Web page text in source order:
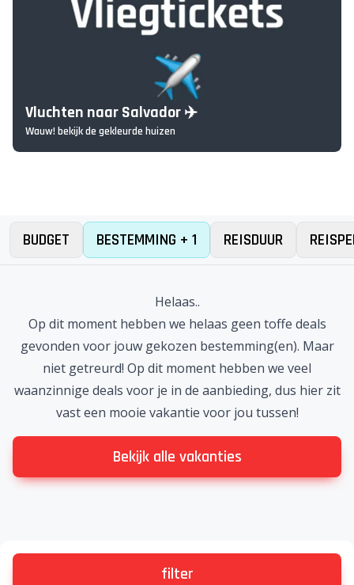
Vluchten naar Salvador ✈️
Wauw! bekijk de gekleurde huizen
BUDGET BESTEMMING + 1 REISDUUR
Helaas..
Op dit moment hebben we helaas geen toffe deals
gevonden voor jouw gekozen bestemming(en). Maar
niet getreurd! Op dit moment hebben we veel
waanzinnige deals voor je in de aanbieding, dus hier zit
vast een mooie vakantie voor jou tussen!
Bekijk alle vakanties
filter